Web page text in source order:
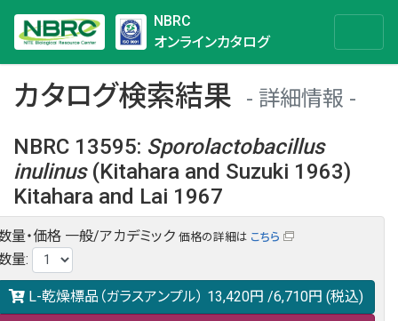
NBRC
オンラインカタログ
カタログ検索結果
詳細情報
NBRC 13595: Sporolactobacillus
inulinus(Kitahara and Suzuki 1963)
Kitahara and Lai 1967
NBRC 13595の情報や関連データは以下のバナー(DBRP)か
らご覧ください。
日本語での検索も可能です。
量・価格 一般/アカデミック 価格の詳細は こちら
量:
L-乾燥標品（ガラスアンプル） 13,420円 /6,710円 (税込)